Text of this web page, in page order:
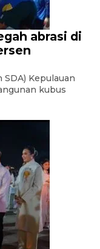
abrasi di
SDA) Kepulauan
kubus